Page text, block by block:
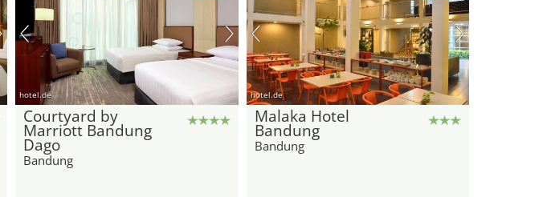
hotel.de
Courtyard by
Marriott Bandung
Dago
Bandung
hotel.de
Malaka Hotel
Bandung
Bandung